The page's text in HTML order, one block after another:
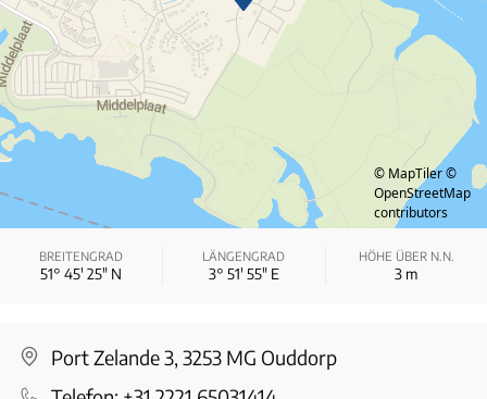
© MapTiler ©
OpenStreetMap
contributors
BREITENGRAD
51° 45′ 25″ N
LÄNGENGRAD
3° 51′ 55″ E
HÖHE ÜBER N.N.
3 m
Port Zelande 3, 3253 MG Ouddorp